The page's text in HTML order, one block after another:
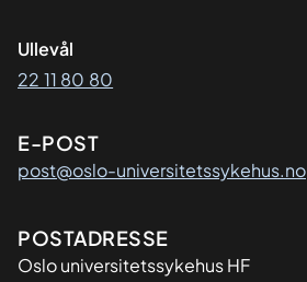
Ullevål
22 11 80 80
E-POST
post@oslo-universitetssykehus.no
Adresse
POSTADRESSE
Oslo universitetssykehus HF